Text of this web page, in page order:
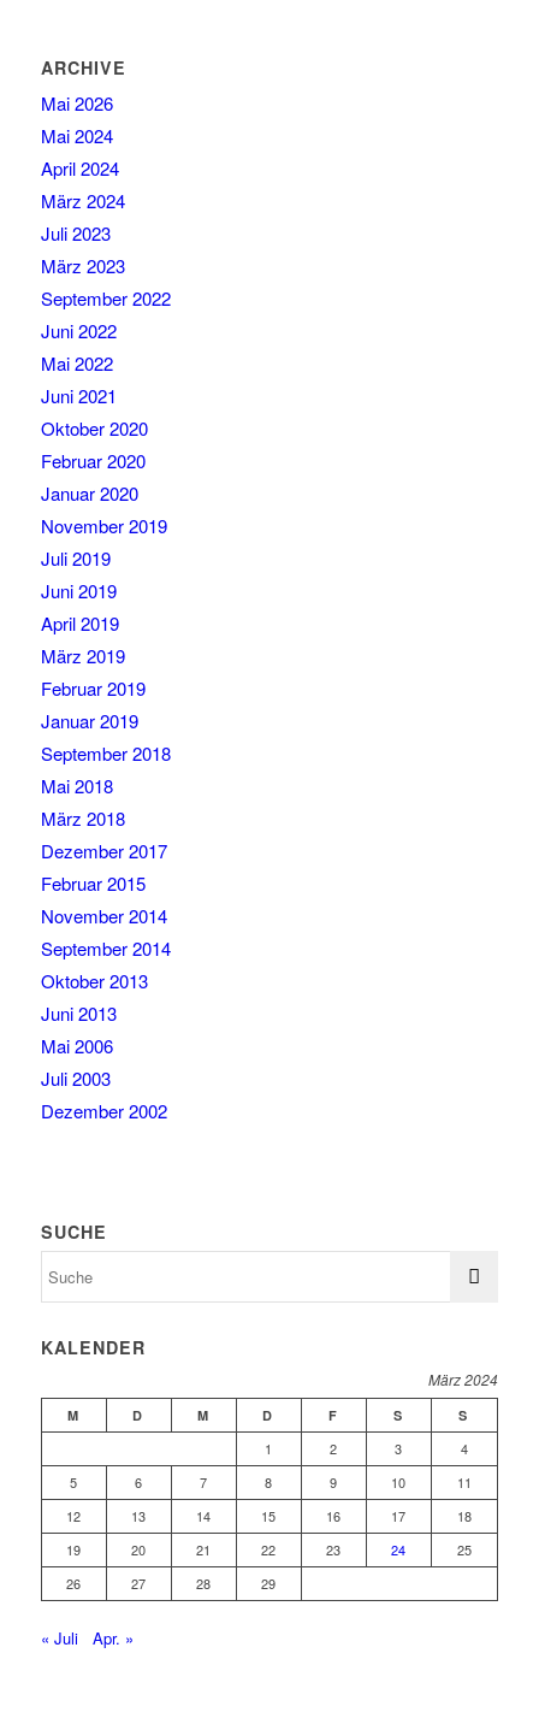
ARCHIVE
Mai 2026
Mai 2024
April 2024
März 2024
Juli 2023
März 2023
September 2022
Juni 2022
Mai 2022
Juni 2021
Oktober 2020
Februar 2020
Januar 2020
November 2019
Juli 2019
Juni 2019
April 2019
März 2019
Februar 2019
Januar 2019
September 2018
Mai 2018
März 2018
Dezember 2017
Februar 2015
November 2014
September 2014
Oktober 2013
Juni 2013
Mai 2006
Juli 2003
Dezember 2002
SUCHE
KALENDER
März 2024
M D M D F S S
1 2 3
4
5
6 7 8 9 10
11
12
13 14 15 16 17
18
19
20 21 22 23 24
25
26
27 28 29
« Juli Apr. »